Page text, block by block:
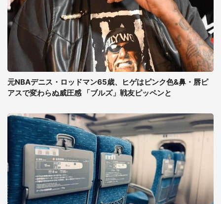
元NBAデニス・ロッドマン65歳、ヒゲはピンク色&鼻・唇ピ
アスで変わらぬ威圧感 「ブルズ」戦友ピッペンと